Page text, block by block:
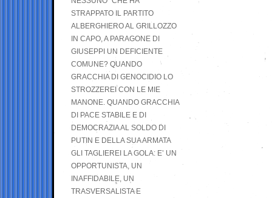
STRAPPATO IL PARTITO
ALBERGHIERO AL GRILLOZZO
IN CAPO, A PARAGONE DI
GIUSEPPI UN DEFICIENTE
COMUNE? QUANDO
GRACCHIA DI GENOCIDIO LO
STROZZEREI CON LE MIE
MANONE. QUANDO GRACCHIA
DI PACE STABILE E DI
DEMOCRAZIA AL SOLDO DI
PUTIN E DELLA SUA ARMATA
GLI TAGLIEREI LA GOLA: E’ UN
OPPORTUNISTA, UN
INAFFIDABILE, UN
TRASVERSALISTA E